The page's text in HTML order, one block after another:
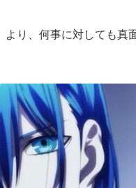
り、 何事に対しても真